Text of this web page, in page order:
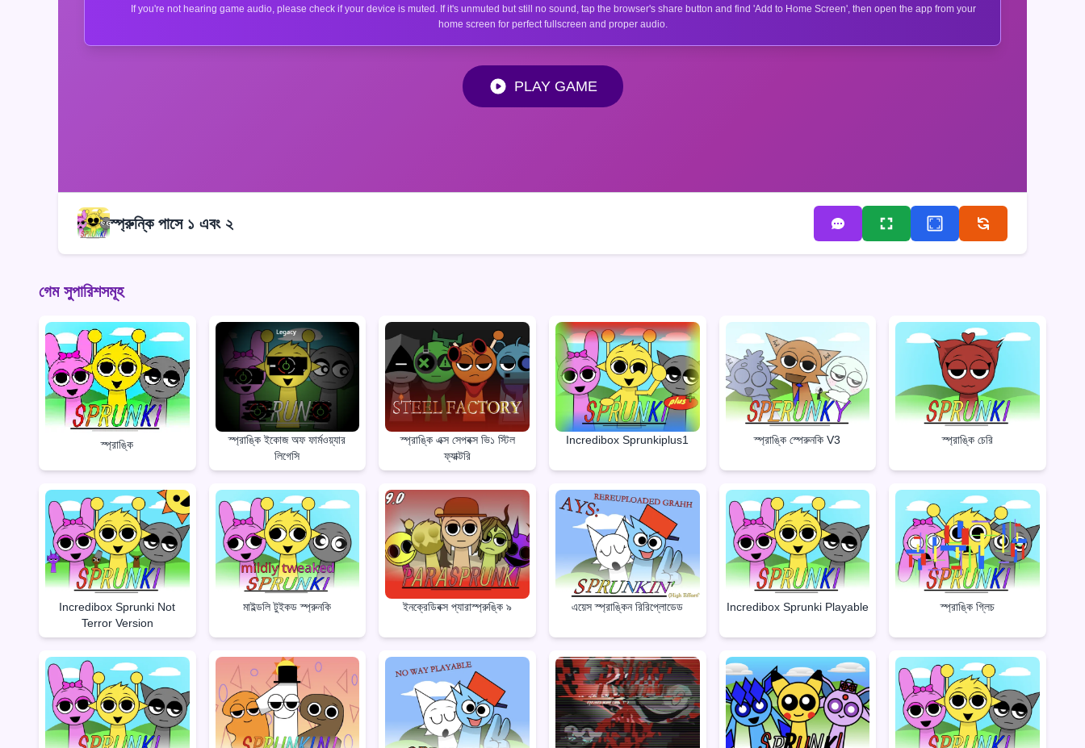
If you're not hearing game audio, please check if your device is muted. If it's unmuted but still no sound, tap the browser's share button and find 'Add to Home Screen', then open the app from your
home screen for perfect fullscreen and proper audio.
PLAY GAME
স্প্রুন্কি পাসে ১ এবং ২
গেম সুপারিশসমূহ
স্প্রাঙ্কি
স্প্রাঙ্কি ইকোজ অফ ফার্মওয়্যার
লিগেসি
স্প্রাঙ্কি এক্স সেপবক্স ভি১ স্টিল
ফ্যাক্টরি
Incredibox Sprunkiplus1 স্প্রাঙ্কি স্পেরুনকি V3 স্প্রাঙ্কি চেরি
Incredibox Sprunki Not
Terror Version
মাইল্ডলি টুইকড স্প্রুনকি ইনক্রেডিবক্স প্যারাস্প্রুঙ্কি ৯ এয়েস স্প্রাঙ্কিন রিরিপ্লোডেড Incredibox Sprunki Playable স্প্রাঙ্কি গ্লিচ